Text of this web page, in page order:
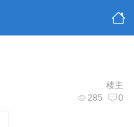
楼主
285 0